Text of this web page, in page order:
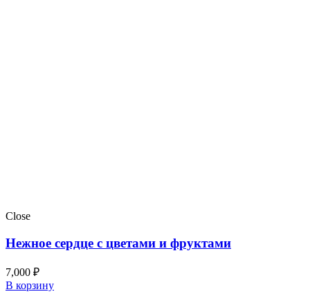
Close
Нежное сердце с цветами и фруктами
7,000 ₽
В корзину